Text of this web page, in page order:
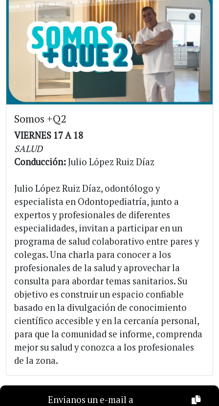
Somos +Q2
VIERNES 17 A 18
SALUD
Conducción:Julio López Ruiz Díaz
Julio López Ruiz Díaz, odontólogo y
especialista en Odontopediatría, junto a
expertos y profesionales de diferentes
especialidades, invitan a participar en un
programa de salud colaborativo entre pares y
colegas. Una charla para conocer a los
profesionales de la salud y aprovechar la
consulta para abordar temas sanitarios. Su
objetivo es construir un espacio confiable
basado en la divulgación de conocimiento
científico accesible y en la cercanía personal,
para que la comunidad se informe, comprenda
mejor su salud y conozca a los profesionales
de la zona.
Envianos un e-mail a